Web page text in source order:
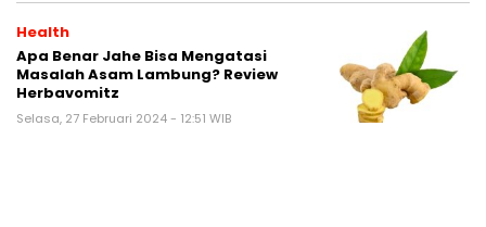
Health
Apa Benar Jahe Bisa Mengatasi
Masalah Asam Lambung? Review
Herbavomitz
Selasa, 27 Februari 2024 - 12:51 WIB